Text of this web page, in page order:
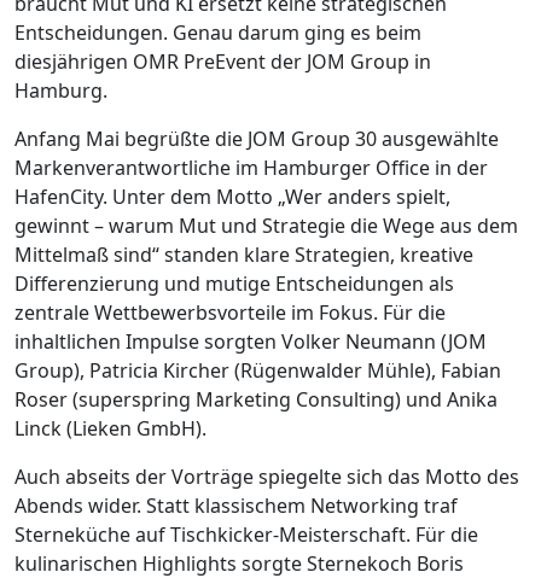
Entscheidungen. Genau darum ging es beim
diesjährigen OMR PreEvent der JOM Group in
Hamburg.
Anfang Mai begrüßte die JOM Group 30 ausgewählte
Markenverantwortliche im Hamburger Office in der
HafenCity. Unter dem Motto „Wer anders spielt,
gewinnt – warum Mut und Strategie die Wege aus dem
Mittelmaß sind“ standen klare Strategien, kreative
Differenzierung und mutige Entscheidungen als
zentrale Wettbewerbsvorteile im Fokus. Für die
inhaltlichen Impulse sorgten Volker Neumann (JOM
Group), Patricia Kircher (Rügenwalder Mühle), Fabian
Roser (superspring Marketing Consulting) und Anika
Linck (Lieken GmbH).
Auch abseits der Vorträge spiegelte sich das Motto des
Abends wider. Statt klassischem Networking traf
Sterneküche auf Tischkicker-Meisterschaft. Für die
kulinarischen Highlights sorgte Sternekoch Boris